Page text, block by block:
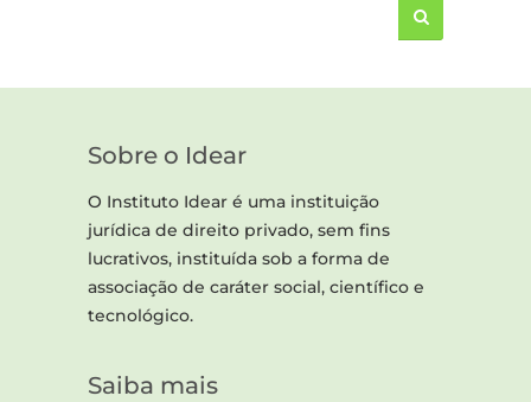
Sobre o Idear
O Instituto Idear é uma instituição
jurídica de direito privado, sem fins
lucrativos, instituída sob a forma de
associação de caráter social, científico e
tecnológico.
Saiba mais